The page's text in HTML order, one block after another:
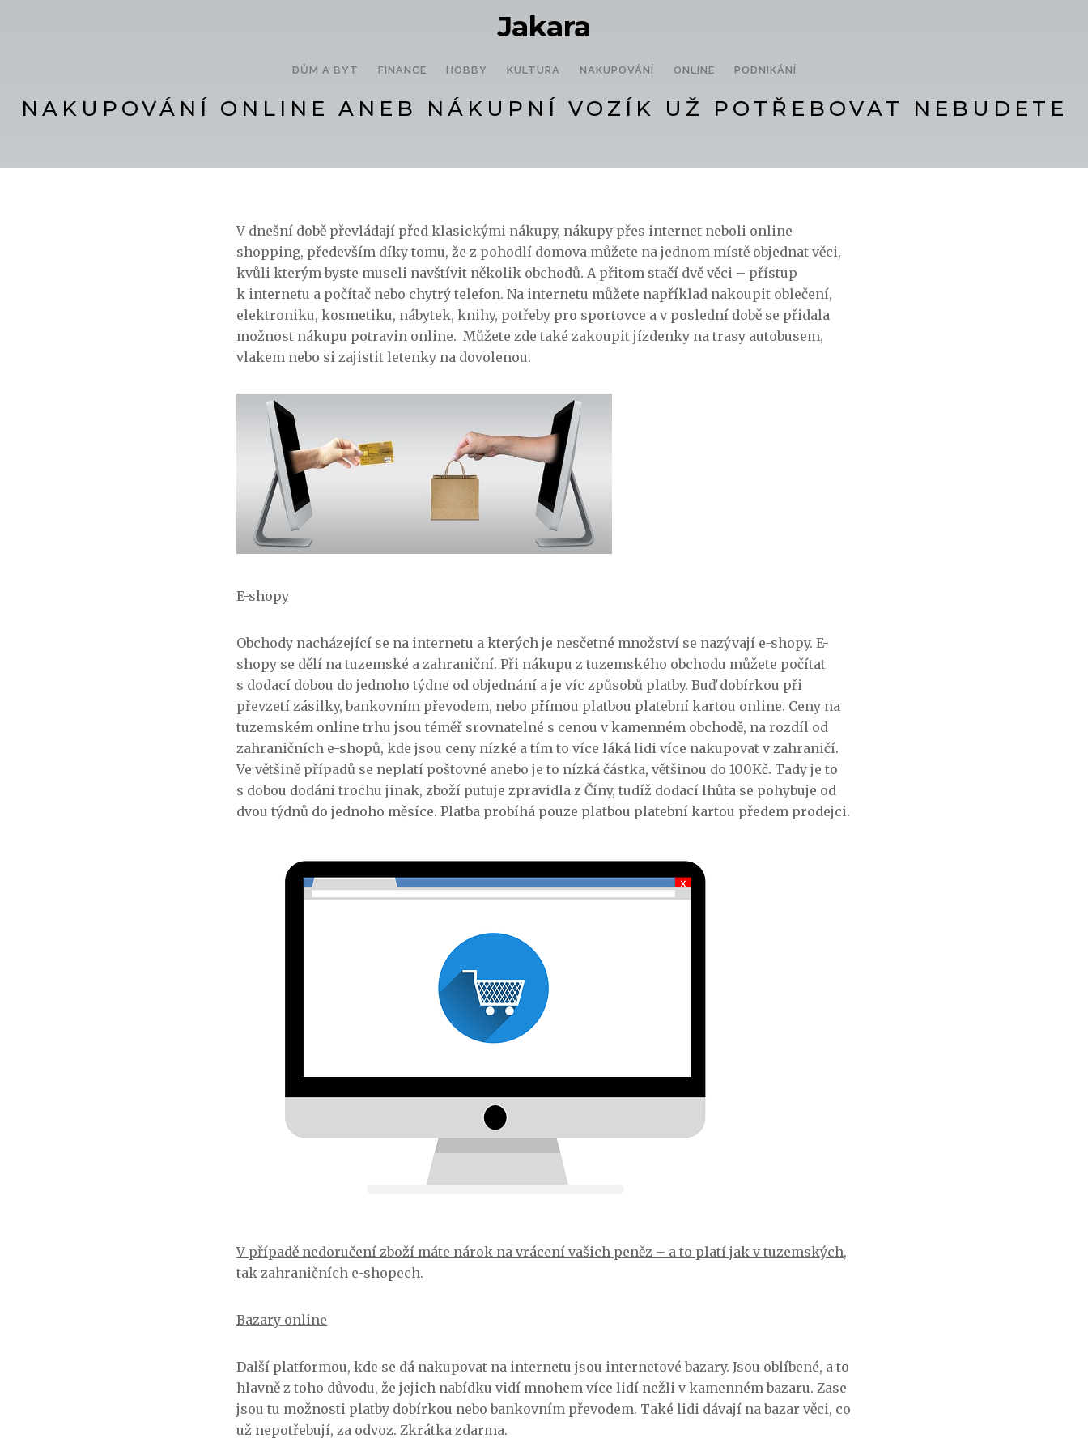
Jakara
DŮM A BYT FINANCE HOBBY KULTURA NAKUPOVÁNÍ ONLINE PODNIKÁNÍ
NAKUPOVÁNÍ ONLINE ANEB NÁKUPNÍ VOZÍK UŽ POTŘEBOVAT NEBUDETE
V dnešní době převládají před klasickými nákupy, nákupy přes internet neboli online
shopping, především díky tomu, že z pohodlí domova můžete na jednom místě objednat věci,
kvůli kterým byste museli navštívit několik obchodů. A přitom stačí dvě věci – přístup
k internetu a počítač nebo chytrý telefon. Na internetu můžete například nakoupit oblečení,
elektroniku, kosmetiku, nábytek, knihy, potřeby pro sportovce a v poslední době se přidala
možnost nákupu potravin online. Můžete zde také zakoupit jízdenky na trasy autobusem,
vlakem nebo si zajistit letenky na dovolenou.
E-shopy
Obchody nacházející se na internetu a kterých je nesčetné množství se nazývají e-shopy. E-
shopy se dělí na tuzemské a zahraniční. Při nákupu z tuzemského obchodu můžete počítat
s dodací dobou do jednoho týdne od objednání a je víc způsobů platby. Buď dobírkou při
převzetí zásilky, bankovním převodem, nebo přímou platbou platební kartou online. Ceny na
tuzemském online trhu jsou téměř srovnatelné s cenou v kamenném obchodě, na rozdíl od
zahraničních e-shopů, kde jsou ceny nízké a tím to více láká lidi více nakupovat v zahraničí.
Ve většině případů se neplatí poštovné anebo je to nízká částka, většinou do 100Kč. Tady je to
s dobou dodání trochu jinak, zboží putuje zpravidla z Číny, tudíž dodací lhůta se pohybuje od
dvou týdnů do jednoho měsíce. Platba probíhá pouze platbou platební kartou předem prodejci.
V případě nedoručení zboží máte nárok na vrácení vašich peněz – a to platí jak v tuzemských,
tak zahraničních e-shopech.
Bazary online
Další platformou, kde se dá nakupovat na internetu jsou internetové bazary. Jsou oblíbené, a to
hlavně z toho důvodu, že jejich nabídku vidí mnohem více lidí nežli v kamenném bazaru. Zase
jsou tu možnosti platby dobírkou nebo bankovním převodem. Také lidi dávají na bazar věci, co
už nepotřebují, za odvoz. Zkrátka zdarma.